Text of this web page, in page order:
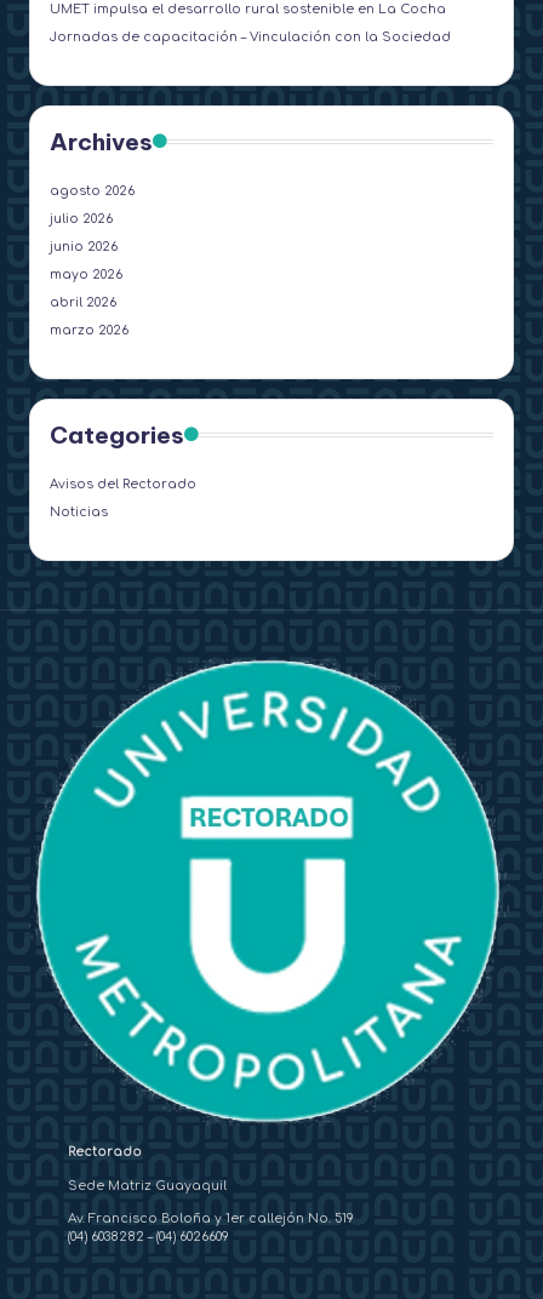
UMET impulsa el desarrollo rural sostenible en La Cocha
Jornadas de capacitación – Vinculación con la Sociedad
Archives
agosto 2026
julio 2026
junio 2026
mayo 2026
abril 2026
marzo 2026
Categories
Avisos del Rectorado
Noticias
Rectorado
Sede Matriz Guayaquil
Av. Francisco Boloña y 1er callejón No. 519
(04) 6038282 –(04) 6026609